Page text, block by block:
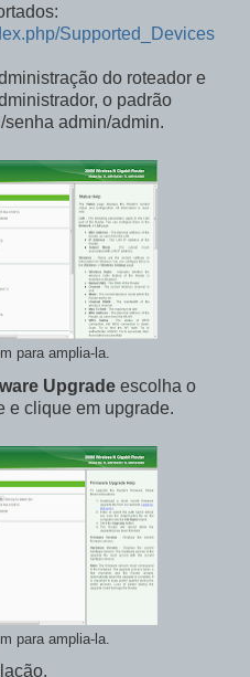
Supported_Devices
do roteador e
o padrão
admin/admin.
para amplia-la.
Upgrade escolha o
e clique em upgrade.
para amplia-la.